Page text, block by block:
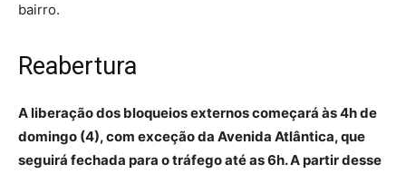
bairro.
Reabertura
A liberação dos bloqueios externos começará às 4h de
domingo (4), com exceção da Avenida Atlântica, que
seguirá fechada para o tráfego até as 6h. A partir desse